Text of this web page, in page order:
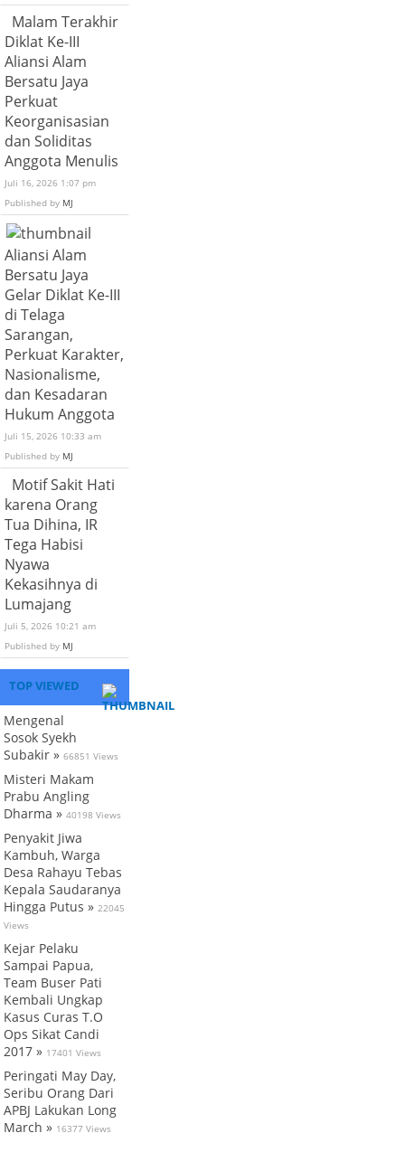
Malam Terakhir
Diklat Ke-III
Aliansi Alam
Bersatu Jaya
Perkuat
Keorganisasian
dan Soliditas
Anggota Menulis
Juli 16, 2026 1:07 pm
Published by MJ
Aliansi Alam
Bersatu Jaya
Gelar Diklat Ke-III
di Telaga
Sarangan,
Perkuat Karakter,
Nasionalisme,
dan Kesadaran
Hukum Anggota
Juli 15, 2026 10:33 am
Published by MJ
Motif Sakit Hati
karena Orang
Tua Dihina, IR
Tega Habisi
Nyawa
Kekasihnya di
Lumajang
Juli 5, 2026 10:21 am
Published by MJ
TOP VIEWED
Mengenal
Sosok Syekh
Subakir » 66851 Views
Misteri Makam
Prabu Angling
Dharma » 40198 Views
Penyakit Jiwa
Kambuh, Warga
Desa Rahayu Tebas
Kepala Saudaranya
Hingga Putus » 22045
Views
Kejar Pelaku
Sampai Papua,
Team Buser Pati
Kembali Ungkap
Kasus Curas T.O
Ops Sikat Candi
2017 » 17401 Views
Peringati May Day,
Seribu Orang Dari
APBJ Lakukan Long
March » 16377 Views